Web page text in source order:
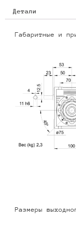
Детали
Габаритные и
Размеры